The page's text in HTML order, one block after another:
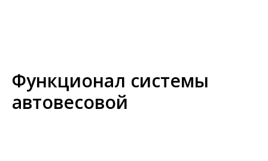
Функционал системы
автовесовой